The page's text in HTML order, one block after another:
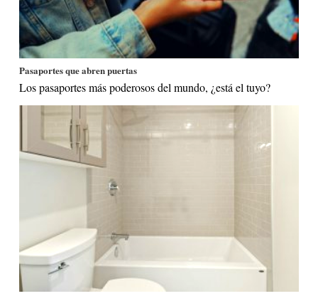
Pasaportes que abren puertas
Los pasaportes más poderosos del mundo, ¿está el tuyo?